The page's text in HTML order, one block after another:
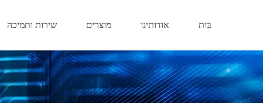
בַּיִת אודותינו מוצרים שירות ותמיכה